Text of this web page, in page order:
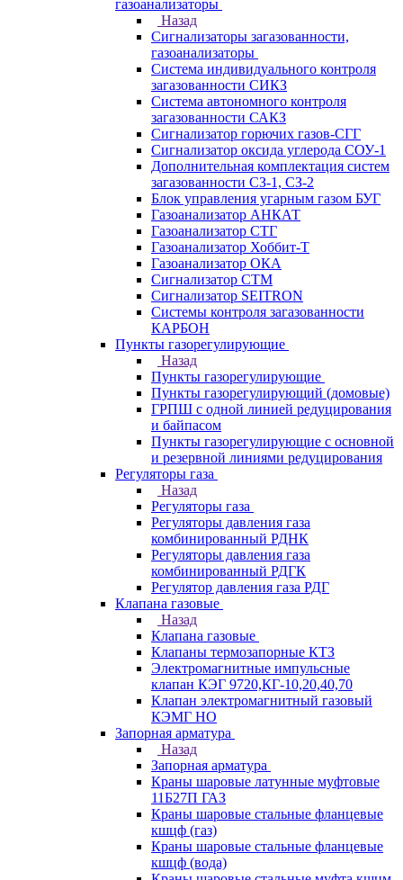
газоанализаторы
Назад
Сигнализаторы загазованности,
газоанализаторы
Система индивидуального контроля
загазованности СИКЗ
Система автономного контроля
загазованности САКЗ
Сигнализатор горючих газов-СГГ
Сигнализатор оксида углерода СОУ-1
Дополнительная комплектация систем
загазованности СЗ-1, СЗ-2
Блок управления угарным газом БУГ
Газоанализатор АНКАТ
Газоанализатор СТГ
Газоанализатор Хоббит-Т
Газоанализатор ОКА
Сигнализатор СТМ
Сигнализатор SEITRON
Системы контроля загазованности
КАРБОН
Пункты газорегулирующие
Назад
Пункты газорегулирующие
Пункты газорегулирующий (домовые)
ГРПШ с одной линией редуцирования
и байпасом
Пункты газорегулирующие с основной
и резервной линиями редуцирования
Регуляторы газа
Назад
Регуляторы газа
Регуляторы давления газа
комбинированный РДНК
Регуляторы давления газа
комбинированный РДГК
Регулятор давления газа РДГ
Клапана газовые
Назад
Клапана газовые
Клапаны термозапорные КТЗ
Электромагнитные импульсные
клапан КЭГ 9720,КГ-10,20,40,70
Клапан электромагнитный газовый
КЭМГ НО
Запорная арматура
Назад
Запорная арматура
Краны шаровые латунные муфтовые
11Б27П ГАЗ
Краны шаровые стальные фланцевые
кшцф (газ)
Краны шаровые стальные фланцевые
кшцф (вода)